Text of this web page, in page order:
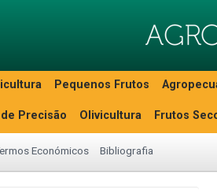
Pequenos Frutos
Precisão Olivicultura Frutos
Económicos Bibliografia